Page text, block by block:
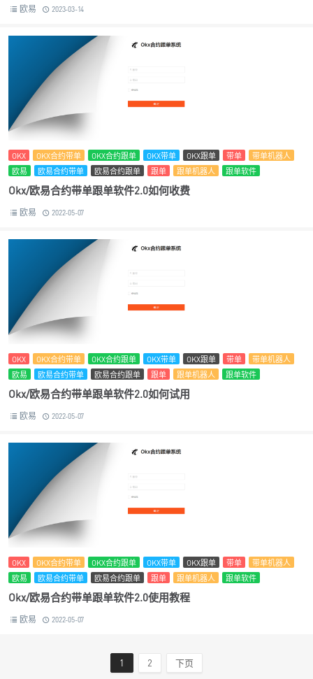
欧易 2023-03-14
OKX OKX合约带单 OKX合约跟单 OKX带单 OKX跟单 带单
带单机器人
欧易
欧易合约带单 欧易合约跟单 跟单 跟单机器人 跟单软件
Okx/欧易合约带单跟单软件2.0如何收费
欧易 2022-05-07
OKX OKX合约带单 OKX合约跟单 OKX带单 OKX跟单 带单
带单机器人
欧易
欧易合约带单 欧易合约跟单 跟单 跟单机器人 跟单软件
Okx/欧易合约带单跟单软件2.0如何试用
欧易 2022-05-07
OKX OKX合约带单 OKX合约跟单 OKX带单 OKX跟单 带单
带单机器人
欧易
欧易合约带单 欧易合约跟单 跟单 跟单机器人 跟单软件
Okx/欧易合约带单跟单软件2.0使用教程
欧易 2022-05-07
1 2 下页